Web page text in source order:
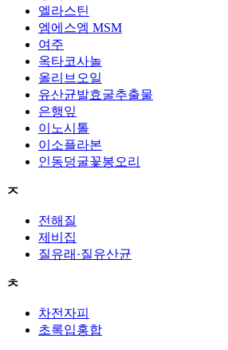
엘라스틴
엠에스엠 MSM
여주
옥타코사놀
올리브오일
유산균발효굴추출물
은행잎
이노시톨
이소플라본
인동덩굴꽃봉오리
ㅈ
전해질
제비집
질유래·질유산균
ㅊ
차전자피
초록입홍합